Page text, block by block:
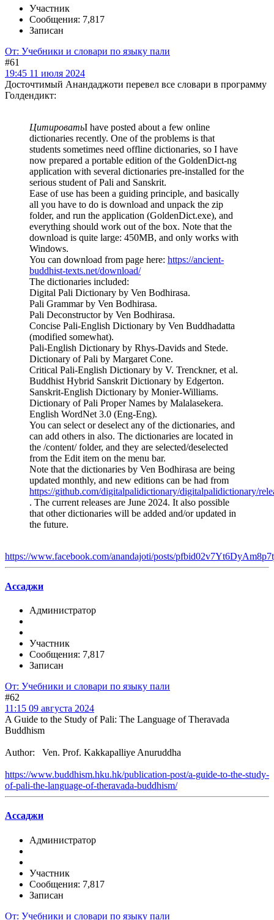
Участник
Сообщения: 7,817
Записан
От: Учебники и словари по языку пали
#61
19:45 11 июля 2024
Досточтимый Анандаджоти перевел все словари в программу
Голдендикт:
ЦитироватьI have posted about a few online
dictionaries recently. One of the problems is that
students sometimes need offline dictionaries, so I have
now prepared a portable edition of the GoldenDict-ng
application with several dictionaries pre-installed for the
serious student of Pali and Sanskrit.
Ease of use has been a guiding principle, and basically
all you have to do is download and unpack the zip
folder, and run the application (GoldenDict.exe), and
everything should work out of the box. Note that the
download is quite large: 450MB, and only works with
Windows.
You can download from page here: https://ancient-
buddhist-texts.net/download/
The dictionaries included:
Digital Pali Dictionary by Ven Bodhirasa.
Pali Grammar by Ven Bodhirasa.
Pali Deconstructor by Ven Bodhirasa.
Concise Pali-English Dictionary by Ven Buddhadatta
(modified somewhat).
Pali-English Dictionary by Rhys-Davids and Stede.
Dictionary of Pali by Margaret Cone.
Critical Pali-English Dictionary by V. Trenckner, et al.
Buddhist Hybrid Sanskrit Dictionary by Edgerton.
Sanskrit-English Dictionary by Monier-Williams.
Dictionary of Pali Proper Names by Malalasekera.
English WordNet 3.0 (Eng-Eng).
You can select or deselect any of the dictionaries, and
can add others in also. The dictionaries are located in
the /content/ folder, and they are selected/deselected
from the Edit item on the menu bar.
Note that the dictionaries by Ven Bodhirasa are being
updated monthly, and new editions can be had from
https://github.com/digitalpalidictionary/digitalpalidictionary/
. The current releases are June 2024. It also possible
that other dictionaries will be added and/or updated in
the future.
https://www.facebook.com/anandajoti/posts/
Ассаджи
Администратор
Участник
Сообщения: 7,817
Записан
От: Учебники и словари по языку пали
#62
11:15 09 августа 2024
A Guide to the Study of Pali: The Language of Theravada
Buddhism
Author: Ven. Prof. Kakkapalliye Anuruddha
https://www.buddhism.hku.hk/publication-post/a-guide-to-the-study-
of-pali-the-language-of-theravada-buddhism/
Ассаджи
Администратор
Участник
Сообщения: 7,817
Записан
От: Учебники и словари по языку пали